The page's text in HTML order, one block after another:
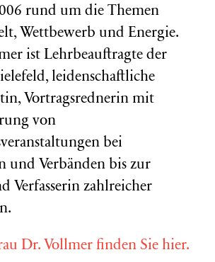
rund um die Themen
Wettbewerb und Energie.
ist Lehrbeauftragte der
leidenschaftliche
Vortragsrednerin mit
von
bei
und Verbänden bis zur
Verfasserin zahlreicher
Dr. Vollmer finden Sie hier.